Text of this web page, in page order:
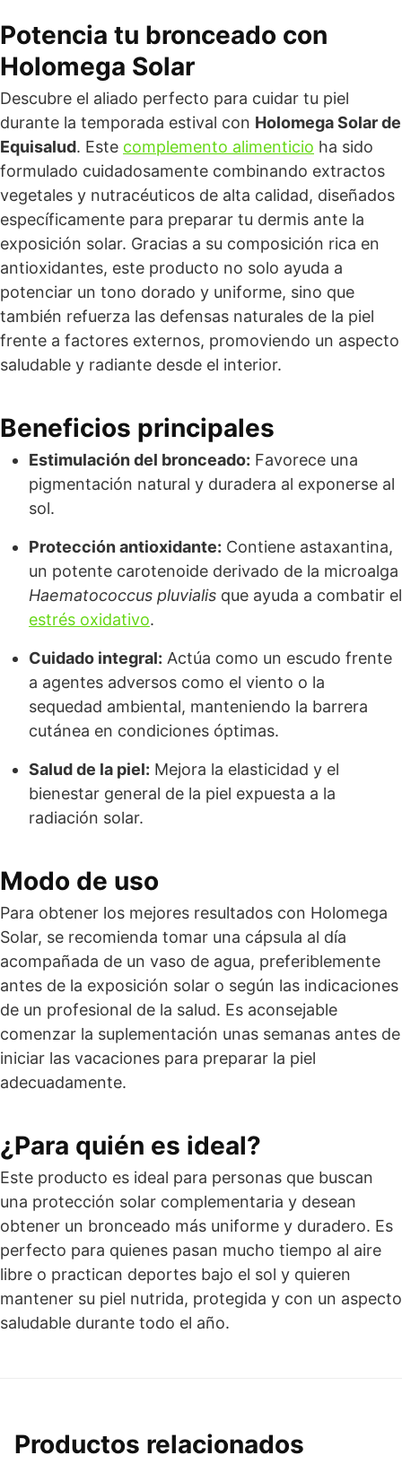
Potencia tu bronceado con
Holomega Solar
Descubre el aliado perfecto para cuidar tu piel
durante la temporada estival con Holomega Solar de
Equisalud. Este complemento alimenticio ha sido
formulado cuidadosamente combinando extractos
vegetales y nutracéuticos de alta calidad, diseñados
específicamente para preparar tu dermis ante la
exposición solar. Gracias a su composición rica en
antioxidantes, este producto no solo ayuda a
potenciar un tono dorado y uniforme, sino que
también refuerza las defensas naturales de la piel
frente a factores externos, promoviendo un aspecto
saludable y radiante desde el interior.
Beneficios principales
Estimulación del bronceado: Favorece una
pigmentación natural y duradera al exponerse al
sol.
Protección antioxidante: Contiene astaxantina,
un potente carotenoide derivado de la microalga
Haematococcus pluvialis que ayuda a combatir el
estrés oxidativo.
Cuidado integral: Actúa como un escudo frente
a agentes adversos como el viento o la
sequedad ambiental, manteniendo la barrera
cutánea en condiciones óptimas.
Salud de la piel: Mejora la elasticidad y el
bienestar general de la piel expuesta a la
radiación solar.
Modo de uso
Para obtener los mejores resultados con Holomega
Solar, se recomienda tomar una cápsula al día
acompañada de un vaso de agua, preferiblemente
antes de la exposición solar o según las indicaciones
de un profesional de la salud. Es aconsejable
comenzar la suplementación unas semanas antes de
iniciar las vacaciones para preparar la piel
adecuadamente.
¿Para quién es ideal?
Este producto es ideal para personas que buscan
una protección solar complementaria y desean
obtener un bronceado más uniforme y duradero. Es
perfecto para quienes pasan mucho tiempo al aire
libre o practican deportes bajo el sol y quieren
mantener su piel nutrida, protegida y con un aspecto
saludable durante todo el año.
Productos relacionados